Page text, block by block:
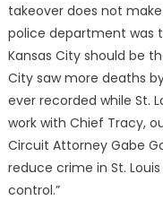
takeover does not
police department was
Kansas City should be
City saw more deaths
ever recorded while St.
work with Chief Tracy,
Circuit Attorney Gabe
reduce crime in St.
control.”